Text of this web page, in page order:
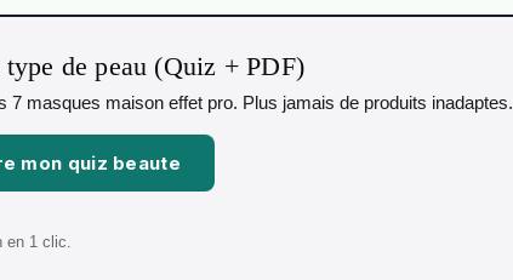
de peau (Quiz + PDF)
masques maison effet pro. Plus jamais de produits inadaptes.
mon quiz beaute
en 1 clic.